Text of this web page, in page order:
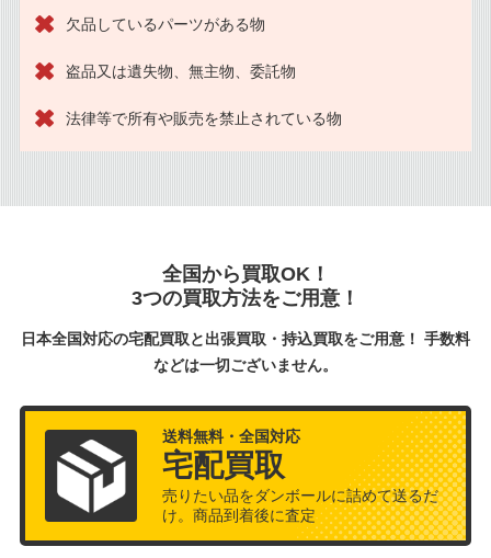
欠品しているパーツがある物
盗品又は遺失物、無主物、委託物
法律等で所有や販売を禁止されている物
全国から買取OK！
3つの買取方法をご用意！
日本全国対応の宅配買取と出張買取・持込買取をご用意！ 手数料
などは一切ございません。
送料無料・全国対応
宅配買取
売りたい品をダンボールに詰めて送るだ
け。商品到着後に査定